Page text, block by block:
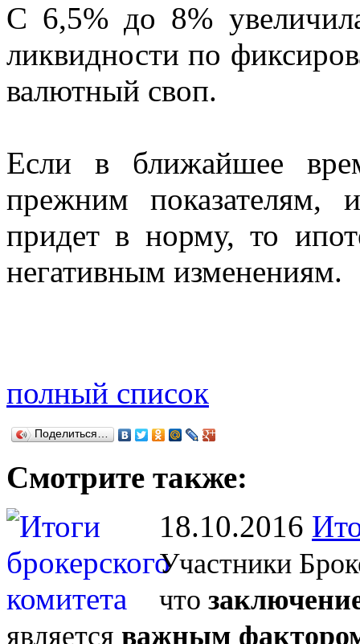
С 6,5% до 8%
ликвидности по
валютный своп.
Если в ближайшее
прежним показателям,
придет в норму, то
негативным изменениям.
полный список
Поделиться…
Смотрите также:
18.10.2016
Участники
что
является важным